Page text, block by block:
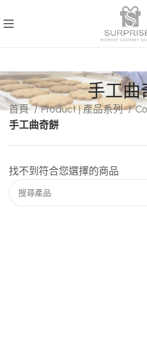
手工曲
首頁 Product | 產品系列
手工曲奇餅
找不到符合您選擇的商品